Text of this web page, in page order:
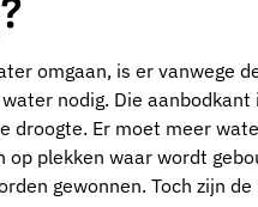
omgaan, is er vanwege
nodig. Die
droogte. Er moet meer
op plekken waar wordt
gewonnen. Toch zijn